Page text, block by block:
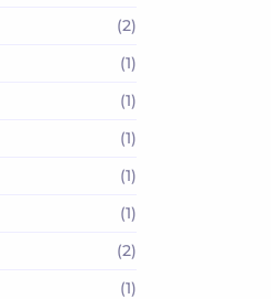
(2)
(1)
(1)
(1)
(1)
(1)
(2)
(1)